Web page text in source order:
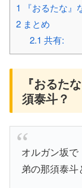
1 『おるたな
2 まとめ
2.1 共有:
『おるた
須泰斗？
オルガン坂で
弟の那須泰